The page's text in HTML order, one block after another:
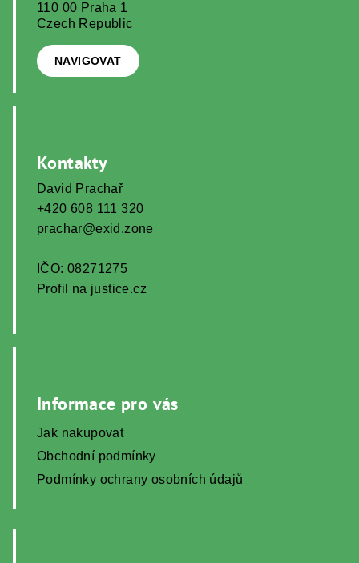
110 00 Praha 1
Czech Republic
NAVIGOVAT
Kontakty
David Prachař
+420 608 111 320
prachar@exid.zone
IČO: 08271275
Profil na justice.cz
Informace pro vás
Jak nakupovat
Obchodní podmínky
Podmínky ochrany osobních údajů